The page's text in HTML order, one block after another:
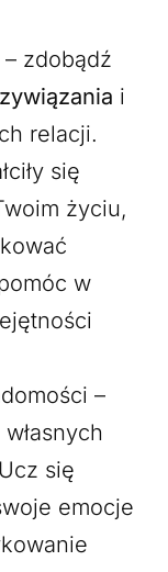
– zdobądź
i
relacji.
się
życiu,
w
–
się
emocje